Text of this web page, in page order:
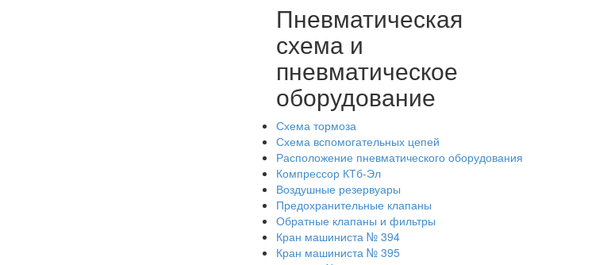
Пневматическая
схема и
пневматическое
оборудование
Схема тормоза
Схема вспомогательных цепей
Расположение пневматического оборудования
Компрессор КТб-Эл
Воздушные резервуары
Предохранительные клапаны
Обратные клапаны и фильтры
Кран машиниста № 394
Кран машиниста № 395